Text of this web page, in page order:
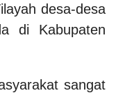
desa-desa
di Kabupaten
sangat